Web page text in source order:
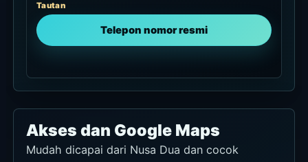
Tautan
Telepon nomor resmi
Akses dan Google Maps
Mudah dicapai dari Nusa Dua dan cocok